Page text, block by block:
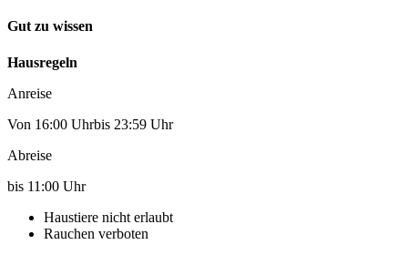
Gut zu wissen
Hausregeln
Anreise
Von 16:00 Uhrbis 23:59 Uhr
Abreise
bis 11:00 Uhr
Haustiere nicht erlaubt
Rauchen verboten